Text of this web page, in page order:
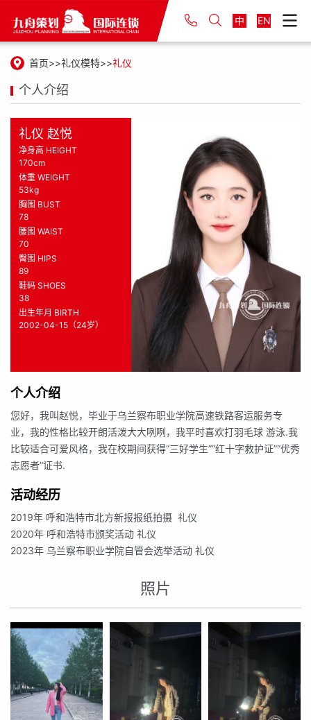
中 EN
首页 礼仪模特 礼仪
个人介绍
礼仪 赵悦
净身高 HEIGHT
170cm
体重 WEIGHT
53kg
胸围 BUST
78
腰围 WAIST
70
臀围 HIPS
89
鞋码 SHOES
38
出生年月 BIRTH
2002-04-15（24岁）
个人介绍
您好，我叫赵悦，毕业于乌兰察布职业学院高速铁路客运服务专
业，我的性格比较开朗活泼大大咧咧，我平时喜欢打羽毛球 游泳.我
比较适合可爱风格，我在校期间获得“三好学生”“红十字救护证”“优秀
志愿者”证书.
活动经历
2019年 呼和浩特市北方新报报纸拍摄 礼仪
2020年 呼和浩特市颁奖活动 礼仪
2023年 乌兰察布职业学院自管会选举活动 礼仪
照片